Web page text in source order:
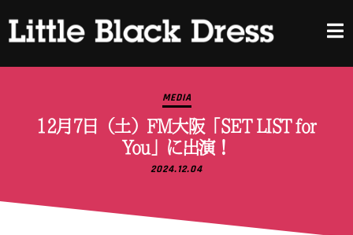
MEDIA
12月7日（土）FM大阪「SET LIST for
You」に出演！
2024.12.04